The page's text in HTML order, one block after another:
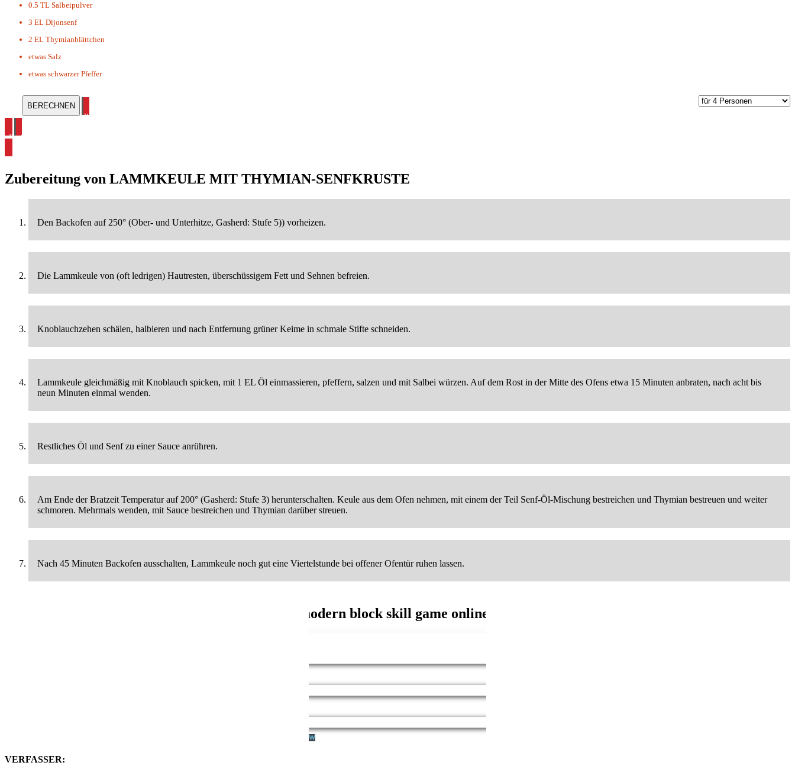
0.5 TL Salbeipulver
3 EL Dijonsenf
2 EL Thymianblättchen
etwas Salz
etwas schwarzer Pfeffer
alle Mediterane Rezepte ansehen
alle Osterrezepte ansehen
Zubereitung von LAMMKEULE MIT THYMIAN-SENFKRUSTE
Den Backofen auf 250° (Ober- und Unterhitze, Gasherd: Stufe 5)) vorheizen.
Die Lammkeule von (oft ledrigen) Hautresten, überschüssigem Fett und Sehnen befreien.
Knoblauchzehen schälen, halbieren und nach Entfernung grüner Keime in schmale Stifte schneiden.
Lammkeule gleichmäßig mit Knoblauch spicken, mit 1 EL Öl einmassieren, pfeffern, salzen und mit Salbei würzen. Auf dem Rost in der Mitte des Ofens etwa 15 Minuten anbraten, nach acht bis
neun Minuten einmal wenden.
Restliches Öl und Senf zu einer Sauce anrühren.
Am Ende der Bratzeit Temperatur auf 200° (Gasherd: Stufe 3) herunterschalten. Keule aus dem Ofen nehmen, mit einem der Teil Senf-Öl-Mischung bestreichen und Thymian bestreuen und weiter
schmoren. Mehrmals wenden, mit Sauce bestreichen und Thymian darüber streuen.
Nach 45 Minuten Backofen ausschalten, Lammkeule noch gut eine Viertelstunde bei offener Ofentür ruhen lassen.
VERFASSER: